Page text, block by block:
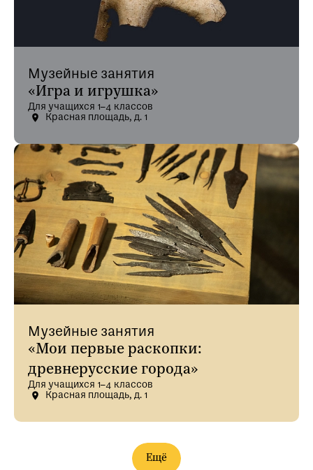
Музейные занятия
«Игра и игрушка»
Для учащихся 1–4 классов
Красная площадь, д. 1
Музейные занятия
«Мои первые раскопки:
древнерусские города»
Для учащихся 1–4 классов
Красная площадь, д. 1
Ещё